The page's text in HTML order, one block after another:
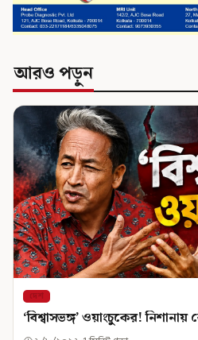
আরও পড়ুন
দেশ
‘বিশ্বাসভঙ্গ’ ওয়াংচুকের! নিশানায়